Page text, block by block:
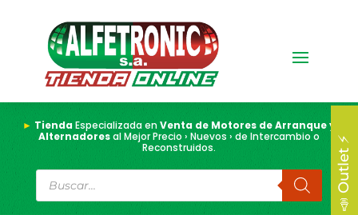
► TiendaEspecializada enVenta de Motores de Arranque y
Alternadoresal Mejor Precio › Nuevos › de Intercambio o
Reconstruidos.
Búsqueda
de
productos
📣 Outlet ⚡